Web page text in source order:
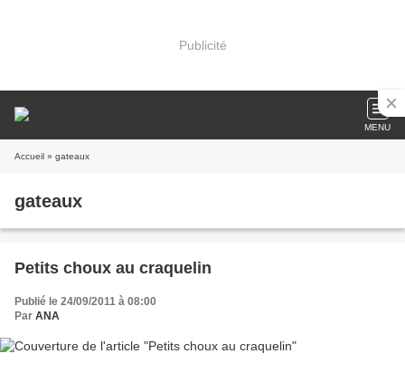
Publicité
MENU
Accueil » gateaux
gateaux
Petits choux au craquelin
Publié le 24/09/2011 à 08:00
Par ANA